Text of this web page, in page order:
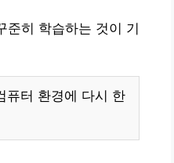
준히 학습하는 것이 기
퓨터 환경에 다시 한